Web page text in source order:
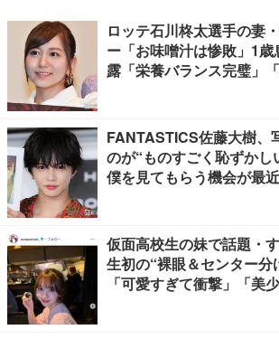
ロッテ石川柊太選手の妻
ー「お味噌汁は惨敗」1
露「栄養バランス完璧」
FANTASTICS佐藤大樹、
のが“ものすごく恥ずかし
僕を見てもらう機会が最
仮面高校生の妹で話題・
生初の“裸眼＆センター分
「可愛すぎて衝撃」「美